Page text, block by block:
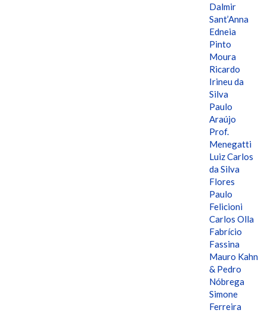
Dalmir
Sant’Anna
Edneia
Pinto
Moura
Ricardo
Irineu da
Silva
Paulo
Araújo
Prof.
Menegatti
Luiz Carlos
da Silva
Flores
Paulo
Felicioni
Carlos Olla
Fabrício
Fassina
Mauro Kahn
& Pedro
Nóbrega
Simone
Ferreira